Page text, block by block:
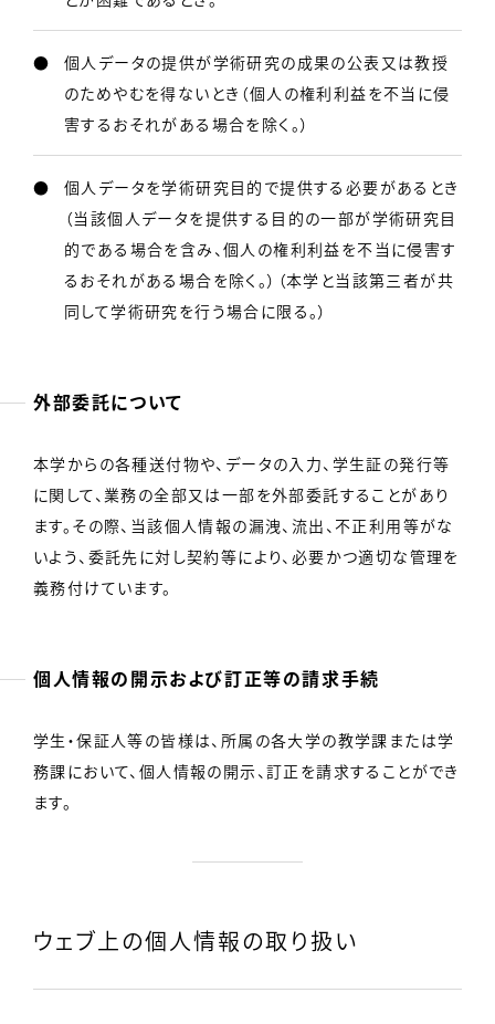
個人データの提供が学術研究の成果の公表又は教授
のためやむを得ないとき（個人の権利利益を不当に侵
害するおそれがある場合を除く。）
個人データを学術研究目的で提供する必要があるとき
（当該個人データを提供する目的の一部が学術研究目
的である場合を含み、個人の権利利益を不当に侵害す
るおそれがある場合を除く。）（本学と当該第三者が共
同して学術研究を行う場合に限る。）
外部委託について
本学からの各種送付物や、データの入力、学生証の発行等
に関して、業務の全部又は一部を外部委託することがあり
ます。その際、当該個人情報の漏洩、流出、不正利用等がな
いよう、委託先に対し契約等により、必要かつ適切な管理を
義務付けています。
個人情報の開示および訂正等の請求手続
学生・保証人等の皆様は、所属の各大学の教学課または学
務課において、個人情報の開示、訂正を請求することができ
ます。
ウェブ上の個人情報の取り扱い